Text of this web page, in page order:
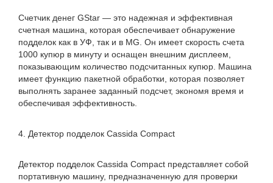
Счетчик денег GStar — это надежная и эффективная
счетная машина, которая обеспечивает обнаружение
подделок как в УФ, так и в MG. Он имеет скорость счета
1000 купюр в минуту и ​​оснащен внешним дисплеем,
показывающим количество подсчитанных купюр. Машина
имеет функцию пакетной обработки, которая позволяет
выполнять заранее заданный подсчет, экономя время и
обеспечивая эффективность.
4. Детектор подделок Cassida Compact
Детектор подделок Cassida Compact представляет собой
портативную машину, предназначенную для проверки